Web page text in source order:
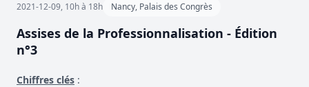
2021-12-09, 10h à 18h Nancy, Palais des Congrès
Assises de la Professionnalisation - Édition
n°3
Chiffres clés :